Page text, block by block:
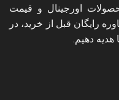
اورجینال و قیمت
رایگان قبل از خرید، در
هدیه دهیم.